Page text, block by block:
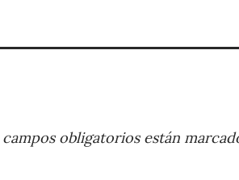
campos obligatorios están